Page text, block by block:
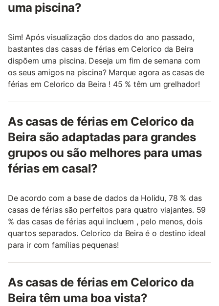
uma piscina?
Sim! Após visualização dos dados do ano passado,
bastantes das casas de férias em Celorico da Beira
dispõem uma piscina. Deseja um fim de semana com
os seus amigos na piscina? Marque agora as casas de
férias em Celorico da Beira ! 45 % têm um grelhador!
As casas de férias em Celorico da
Beira são adaptadas para grandes
grupos ou são melhores para umas
férias em casal?
De acordo com a base de dados da Holidu, 78 % das
casas de férias são perfeitos para quatro viajantes. 59
% das casas de férias aqui incluem , pelo menos, dois
quartos separados. Celorico da Beira é o destino ideal
para ir com famílias pequenas!
As casas de férias em Celorico da
Beira têm uma boa vista?